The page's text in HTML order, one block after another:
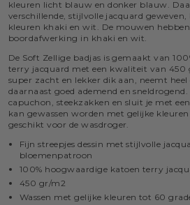
kleuren licht blauw en donker blauw.
verschillende, stijlvolle jacquard
kleuren khaki en wit. De mouwen
boordafwerking in khaki en wit.
De Soft Zellige badjas is gemaakt van
terry jacquard met een kwaliteit van 450
super zacht en lekker dik aan, neemt
daarnaast goed ademend en sneldrogend.
capuchon, steekzakken en sluit je met
kan gewassen worden met gelijke
geschikt voor de wasdroger.
Fijn streepjes dessin met stijlvolle
bloemenpatroon
100% hoogwaardige katoen terry
450 gr/m2
Wassen met gelijke kleuren tot 60